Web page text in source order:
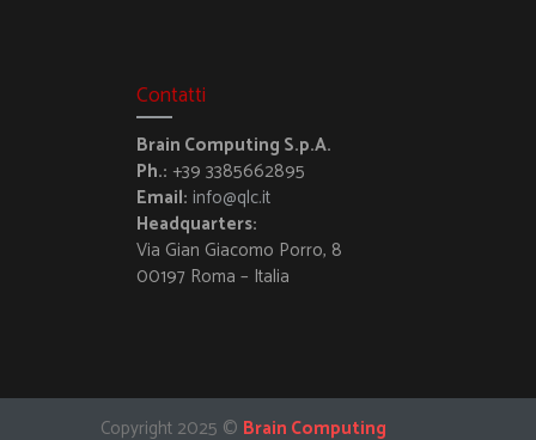
Contatti
Brain Computing S.p.A.
Ph.: +39 3385662895
Email: info@qlc.it
Headquarters:
Via Gian Giacomo Porro, 8
00197 Roma – Italia
Copyright 2025 © Brain Computing